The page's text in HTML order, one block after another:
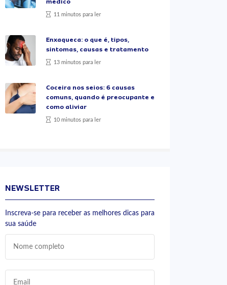
médico
11 minutos para ler
Enxaqueca: o que é, tipos,
sintomas, causas e tratamento
13 minutos para ler
Coceira nos seios: 6 causas
comuns, quando é preocupante e
como aliviar
10 minutos para ler
NEWSLETTER
Inscreva-se para receber as melhores dicas para
sua saúde